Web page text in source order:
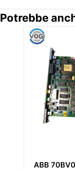
Potrebbe
ABB